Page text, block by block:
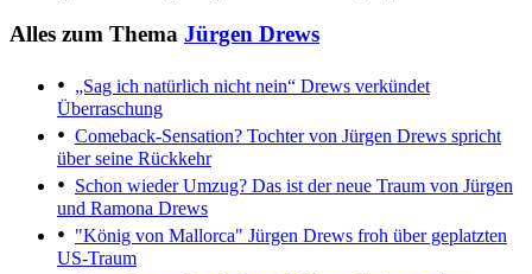
Alles zum Thema Jürgen Drews
„Sag ich natürlich nicht nein“ Drews verkündet
Überraschung
Comeback-Sensation? Tochter von Jürgen Drews spricht
über seine Rückkehr
Schon wieder Umzug? Das ist der neue Traum von Jürgen
und Ramona Drews
"König von Mallorca" Jürgen Drews froh über geplatzten
US-Traum